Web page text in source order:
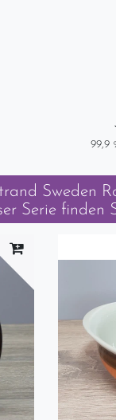
99,9
Sweden
Serie finden